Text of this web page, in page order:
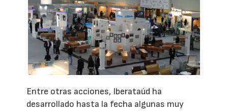
Entre otras acciones, Iberataúd ha
desarrollado hasta la fecha algunas muy